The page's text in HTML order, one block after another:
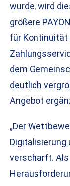
wurde, wird
größere
für Kontinuität
dem
deutlich
Angebot
„Der
Digitalisierung
verschärft. Als